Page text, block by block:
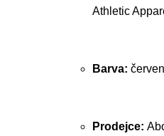
Athletic
Barva:
Prodejce: